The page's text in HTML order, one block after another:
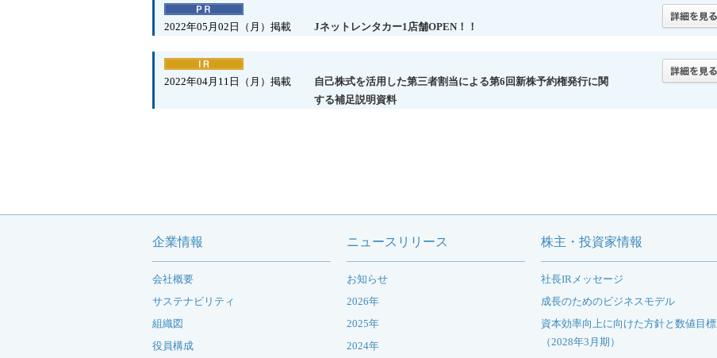
2022年05月02日（月）掲載 Jネットレンタカー1店舗OPEN！！
2022年04月11日（月）掲載
自己株式を活用した第三者割当による第6回新株予約権発行に関
する補足説明資料
企業情報
会社概要
サステナビリティ
組織図
役員構成
ニュースリリース
お知らせ
2026年
2025年
2024年
株主・投資家情報
社長IRメッセージ
成長のためのビジネスモデル
資本効率向上に向けた方針と数値目標
（2028年3月期）